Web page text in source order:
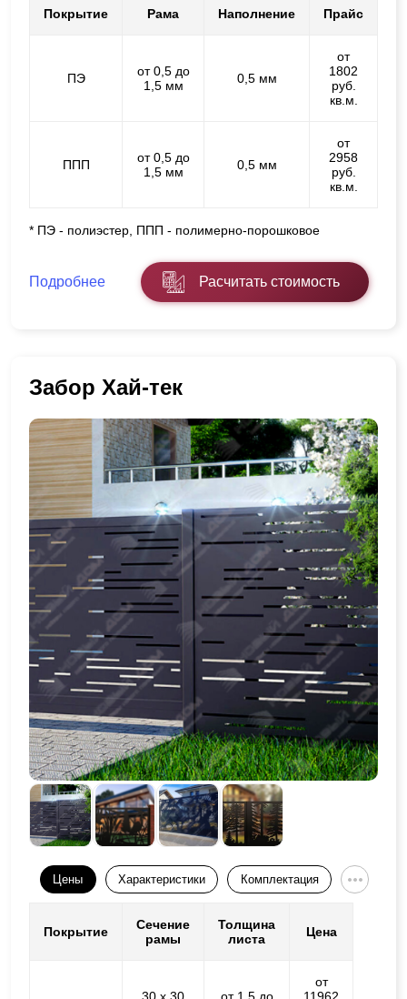
Покрытие Рама Наполнение Прайс
ПЭ
от 0,5 до
1,5 мм
0,5 мм
от
1802
руб.
кв.м.
ППП
от 0,5 до
1,5 мм
0,5 мм
от
2958
руб.
кв.м.
* ПЭ - полиэстер, ППП - полимерно-порошковое
Подробнее Расчитать стоимость
Забор Хай-тек
Цены Характеристики Комплектация
Покрытие
Сечение
рамы
Толщина
листа
Цена
от